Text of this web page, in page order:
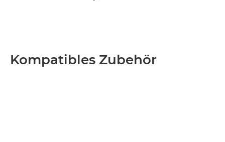
Kompatibles Zubehör